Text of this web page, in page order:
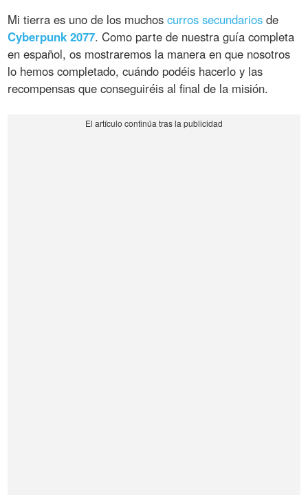
Mi tierra es uno de los muchoscurros secundarios de
Cyberpunk 2077. Como parte de nuestra guía completa
en español, os mostraremos la manera en que nosotros
lo hemos completado, cuándo podéis hacerlo y las
recompensas que conseguiréis al final de la misión.